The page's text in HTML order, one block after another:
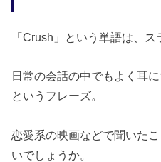
「Crush」という単語は、
日常の会話の中でもよく耳
というフレーズ。
恋愛系の映画などで聞いた
いでしょうか。